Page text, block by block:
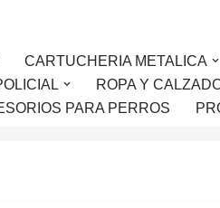
CARTUCHERIA METALICA
ROPA Y
PARA PERROS